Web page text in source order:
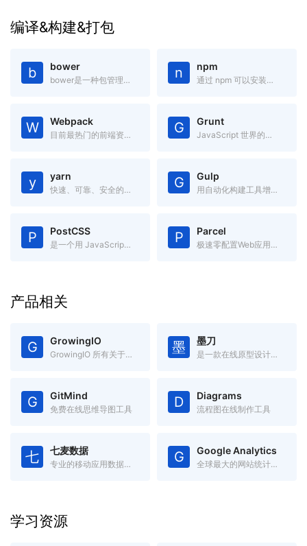
编译&构建&打包
b bower
bower是一种包管理器,它可用于搜索、安装和卸载如JavaScript、HTML、CSS之类的网络资源。 n npm
通过 npm 可以安装、共享、分发代码,管理项目依赖关系。
W Webpack
目前最热门的前端资源模块化管理和打包工具 G Grunt
JavaScript 世界的构建工具
y yarn
快速、可靠、安全的依赖管理。 G Gulp
用自动化构建工具增强你的工作流程
P PostCSS
是一个用 JavaScript 工具和插件转换 CSS 代码的工具 P Parcel
极速零配置Web应用打包工具
产品相关
G GrowingIO
GrowingIO 所有关于「增长」的电子书 墨 墨刀
是一款在线原型设计与远程协作平台
G GitMind
免费在线思维导图工具 D Diagrams
流程图在线制作工具
七 七麦数据
专业的移动应用数据分析平台 G Google Analytics
全球最大的网站统计和分析工具
学习资源